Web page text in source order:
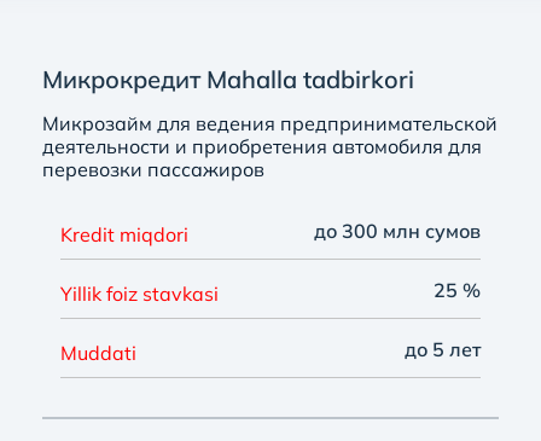
Микрокредит Mahalla tadbirkori
Микрозайм для ведения предпринимательской
деятельности и приобретения автомобиля для
перевозки пассажиров
Kredit miqdori до 300 млн сумов
Yillik foiz stavkasi 25 %
Muddati до 5 лет